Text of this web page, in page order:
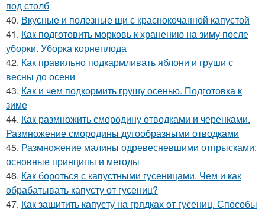
под столб
40. Вкусные и полезные щи с краснокочанной капустой
41. Как подготовить морковь к хранению на зиму после
уборки. Уборка корнеплода
42. Как правильно подкармливать яблони и груши с
весны до осени
43. Как и чем подкормить грушу осенью. Подготовка к
зиме
44. Как размножить смородину отводками и черенками.
Размножение смородины дугообразными отводками
45. Размножение малины одревесневшими отпрысками:
основные принципы и методы
46. Как бороться с капустными гусеницами. Чем и как
обрабатывать капусту от гусениц?
47. Как защитить капусту на грядках от гусениц. Способы